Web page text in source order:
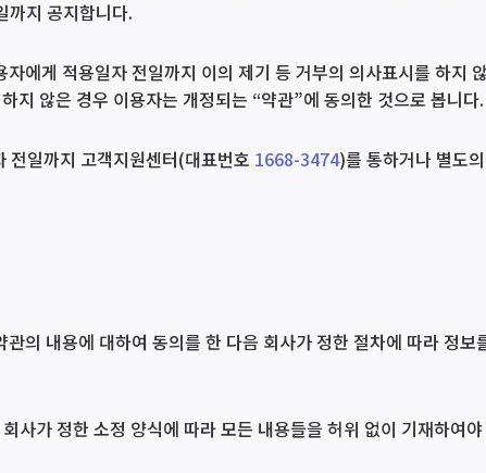
까지 공지합니다.
에게 적용일자 전일까지 이의 제기 등 거부의 의사표시를 하지
지 않은 경우 이용자는 개정되는 “약관”에 동의한 것으로 봅니다.
전일까지 고객지원센터(대표번호 1668-3474)를 통하거나 별도
의 내용에 대하여 동의를 한 다음 회사가 정한 절차에 따라 정
사가 정한 소정 양식에 따라 모든 내용들을 허위 없이 기재하여